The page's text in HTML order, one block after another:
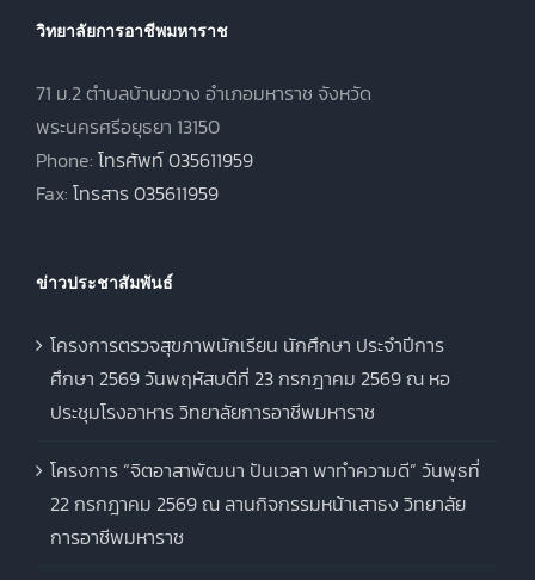
วิทยาลัยการอาชีพมหาราช
71 ม.2 ตำบลบ้านขวาง อำเภอมหาราช จังหวัด
พระนครศรีอยุธยา 13150
Phone: โทรศัพท์ 035611959
Fax: โทรสาร 035611959
ข่าวประชาสัมพันธ์
โครงการตรวจสุขภาพนักเรียน นักศึกษา ประจำปีการ
ศึกษา 2569 วันพฤหัสบดีที่ 23 กรกฎาคม 2569 ณ หอ
ประชุมโรงอาหาร วิทยาลัยการอาชีพมหาราช
โครงการ “จิตอาสาพัฒนา ปันเวลา พาทำความดี” วันพุธที่
22 กรกฎาคม 2569 ณ ลานกิจกรรมหน้าเสาธง วิทยาลัย
การอาชีพมหาราช